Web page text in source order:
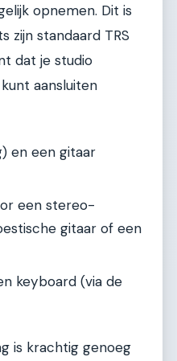
opnemen. Dit is
zijn standaard TRS
dat je studio
aansluiten
en een gitaar
een stereo-
gitaar of een
keyboard (via de
is krachtig genoeg